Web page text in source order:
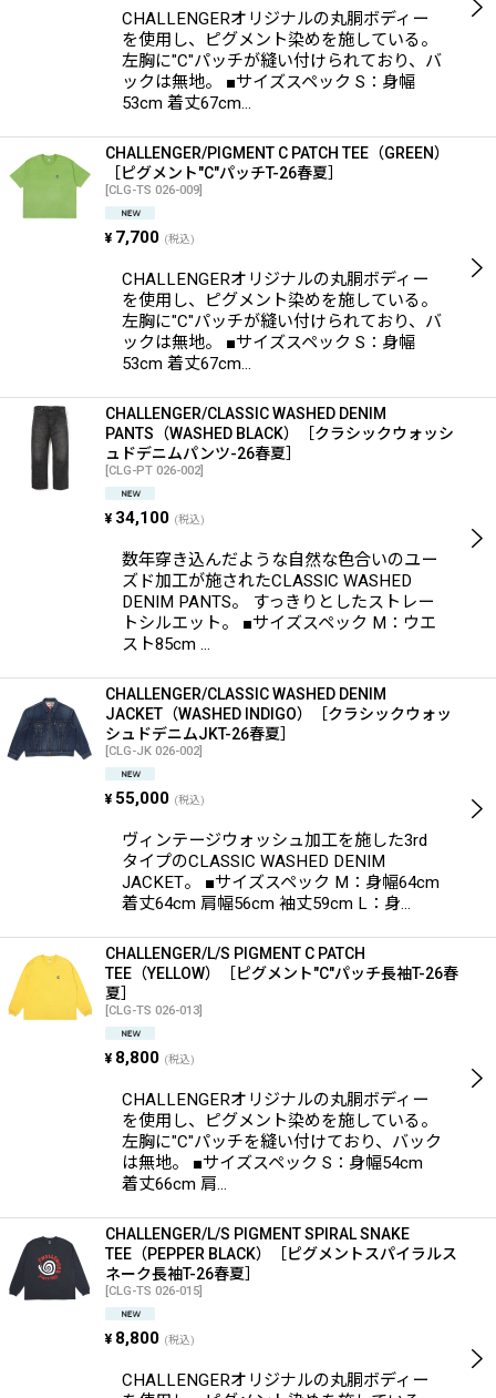
CHALLENGERオリジナルの丸胴ボディー
を使用し、ピグメント染めを施している。
左胸に"C"パッチが縫い付けられており、バ
ックは無地。 ■サイズスペック S：身幅
53cm 着丈67cm…
CHALLENGER/PIGMENT C PATCH TEE（GREEN）
［ピグメント"C"パッチT-26春夏］
[CLG-TS 026-009]
¥ 7,700 (税込)
CHALLENGERオリジナルの丸胴ボディー
を使用し、ピグメント染めを施している。
左胸に"C"パッチが縫い付けられており、バ
ックは無地。 ■サイズスペック S：身幅
53cm 着丈67cm…
CHALLENGER/CLASSIC WASHED DENIM
PANTS（WASHED BLACK）［クラシックウォッシ
ュドデニムパンツ-26春夏］
[CLG-PT 026-002]
¥ 34,100 (税込)
数年穿き込んだような自然な色合いのユー
ズド加工が施されたCLASSIC WASHED
DENIM PANTS。 すっきりとしたストレー
トシルエット。 ■サイズスペック M：ウエ
スト85cm …
CHALLENGER/CLASSIC WASHED DENIM
JACKET（WASHED INDIGO）［クラシックウォッ
シュドデニムJKT-26春夏］
[CLG-JK 026-002]
¥ 55,000 (税込)
ヴィンテージウォッシュ加工を施した3rd
タイプのCLASSIC WASHED DENIM
JACKET。 ■サイズスペック M：身幅64cm
着丈64cm 肩幅56cm 袖丈59cm L：身…
CHALLENGER/L/S PIGMENT C PATCH
TEE（YELLOW）［ピグメント"C"パッチ長袖T-26春
夏］
[CLG-TS 026-013]
¥ 8,800 (税込)
CHALLENGERオリジナルの丸胴ボディー
を使用し、ピグメント染めを施している。
左胸に"C"パッチを縫い付けており、バック
は無地。 ■サイズスペック S：身幅54cm
着丈66cm 肩…
CHALLENGER/L/S PIGMENT SPIRAL SNAKE
TEE（PEPPER BLACK）［ピグメントスパイラルス
ネーク長袖T-26春夏］
[CLG-TS 026-015]
¥ 8,800 (税込)
CHALLENGERオリジナルの丸胴ボディー